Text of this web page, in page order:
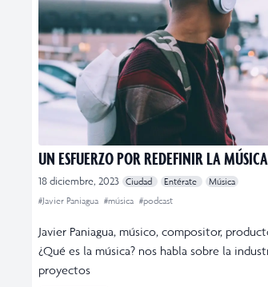
UN ESFUERZO POR REDEFINIR LA MÚSICA
18 diciembre, 2023 Ciudad Entérate
Música
#Javier Paniagua #música #podcast
Javier Paniagua, músico, compositor,
¿Qué es la música? nos habla sobre la
proyectos